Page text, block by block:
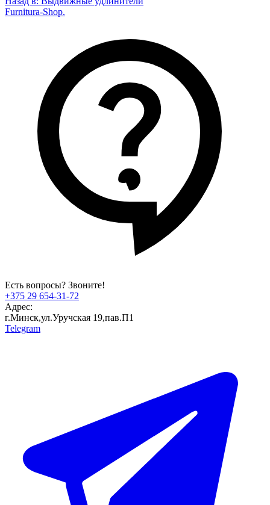
Furnitura-Shop.
Есть вопросы? Звоните!
+375 29 654-31-72
Адрес:
г.Минск,ул.Уручская 19,пав.П1
Telegram